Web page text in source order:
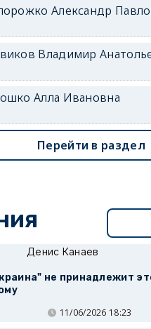
Александр
Владимир
Алла Ивановна
Перейти в раздел
Денис Канаев
не принадлежит
11/06/2026 18:23